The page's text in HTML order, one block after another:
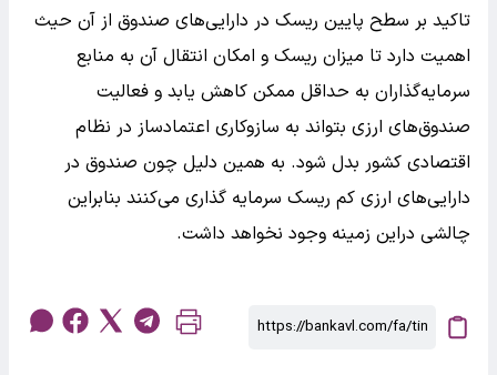
تاکید بر سطح پایین ریسک در دارایی‌های صندوق از آن حیث
اهمیت دارد تا میزان ریسک و امکان انتقال آن به منابع
سرمایه‌گذاران به حداقل ممکن کاهش یابد و فعالیت
صندوق‌های ارزی بتواند به سازوکاری اعتمادساز در نظام
اقتصادی کشور بدل شود. به همین دلیل چون صندوق در
دارایی‌های ارزی کم ریسک سرمایه گذاری می‌کنند بنابراین
چالشی دراین زمینه وجود نخواهد داشت.